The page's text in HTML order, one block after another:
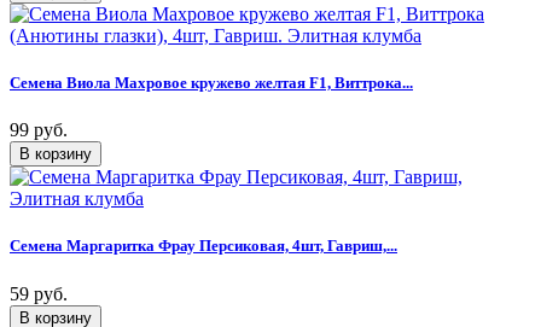
Семена Виола Махровое кружево желтая F1, Виттрока...
99 руб.
Семена Маргаритка Фрау Персиковая, 4шт, Гавриш,...
59 руб.